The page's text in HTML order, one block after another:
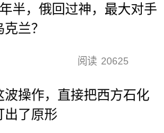
半，俄回过神，最大对手
兰？
阅读 20625
波操作，直接把西方石化
出了原形